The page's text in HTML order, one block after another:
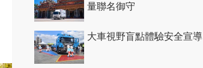
量聯名御守
大車視野盲點體驗安全宣導